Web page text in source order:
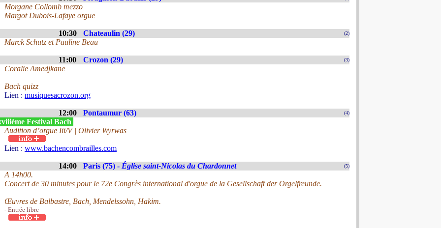
Morgane Collomb mezzo
Margot Dubois-Lafaye orgue
10:30 Chateaulin (29) (2)
Marck Schutz et Pauline Beau
11:00 Crozon (29) (3)
Coralie Amedjkane
Bach quizz
Lien : musiquesacrozon.org
12:00 Pontaumur (63) (4)
Festival Bach
Audition d’orgue Iii/V | Olivier Wyrwas
Lien : www.bachencombrailles.com
14:00 Paris (75) - Église saint-Nicolas du Chardonnet (5)
A 14h00.
Concert de 30 minutes pour le 72e Congrès international d'orgue de la Gesellschaft der Orgelfreunde.
Œuvres de Balbastre, Bach, Mendelssohn, Hakim.
- Entrée libre